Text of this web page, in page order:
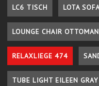
LC6 TISCH LOTA
LOUNGE CHAIR
RELAXLIEGE 474
TUBE LIGHT EILEEN GRAY